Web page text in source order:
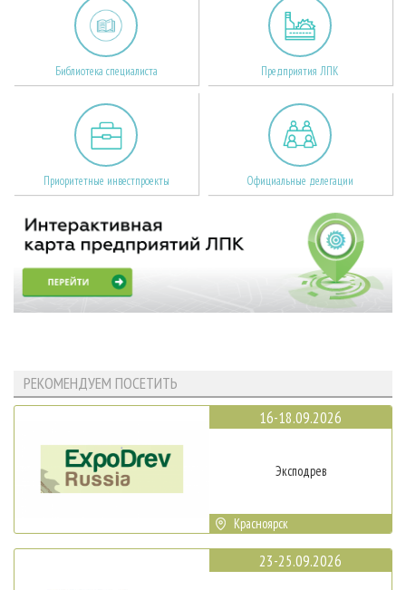
Библиотека специалиста Предприятия ЛПК
Приоритетные инвестпроекты Официальные делегации
РЕКОМЕНДУЕМ ПОСЕТИТЬ
16-18.09.2026
Эксподрев
Красноярск
23-25.09.2026